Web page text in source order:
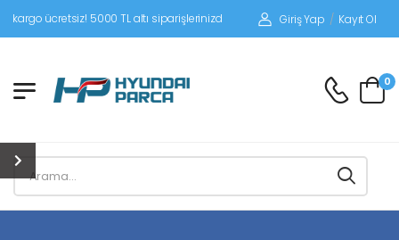
5000 TL altı siparişlerinizde siparişleriniz alıcı ödemeli gönderilir.
Giriş Yap / Kayıt Ol
0